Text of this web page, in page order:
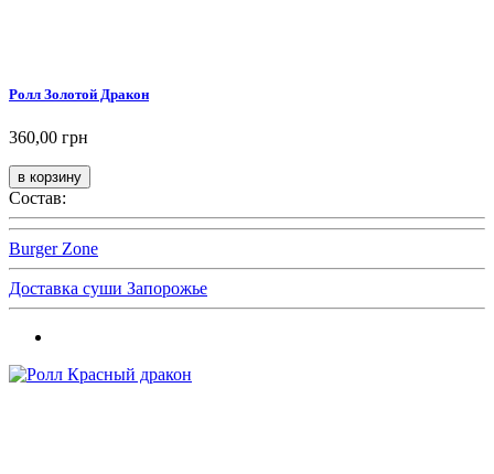
Ролл Золотой Дракон
360,00 грн
Состав:
Burger Zone
Доставка суши Запорожье